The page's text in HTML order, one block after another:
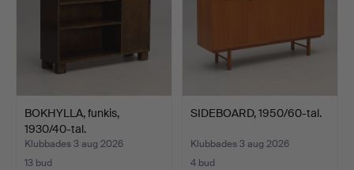
BOKHYLLA, funkis,
1930/40-tal.
Klubbades 3 aug 2026
13 bud
SIDEBOARD, 1950/60-tal.
Klubbades 3 aug 2026
4 bud